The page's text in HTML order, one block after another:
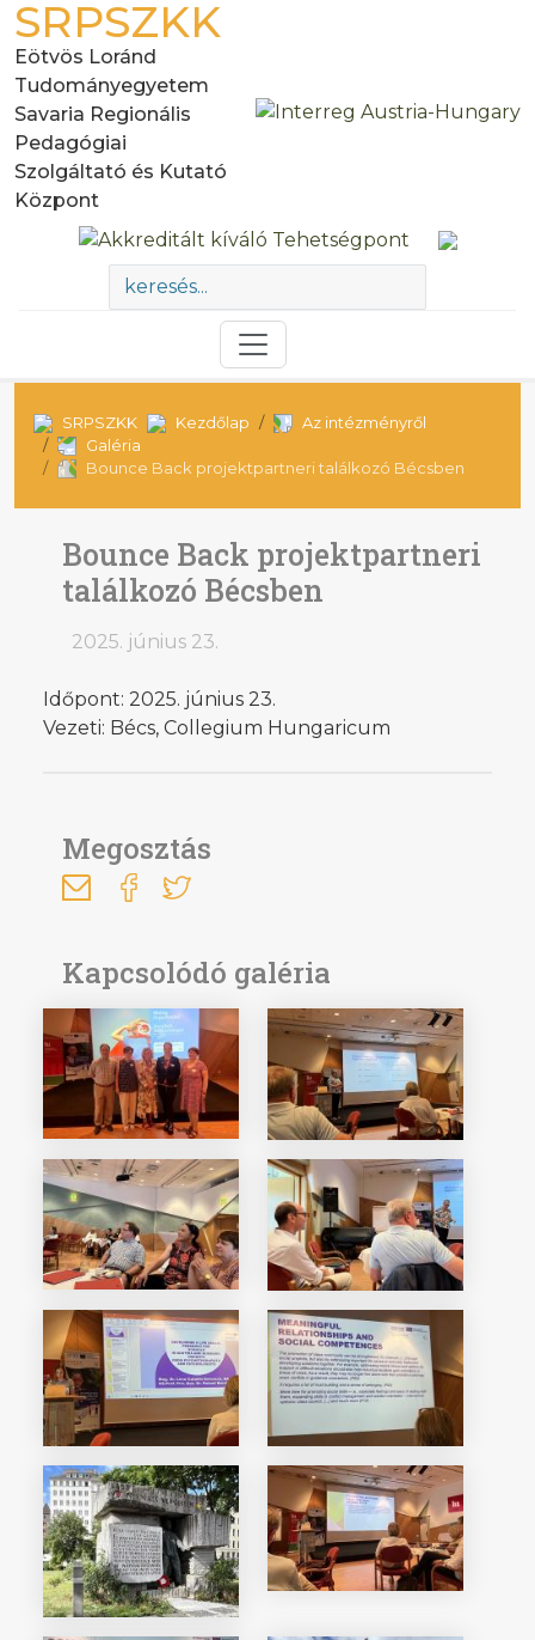
SRPSZKK
Eötvös Loránd
Tudományegyetem
Savaria Regionális
Pedagógiai
Szolgáltató és Kutató
Központ
SRPSZKK Kezdőlap
Az intézményről
Galéria
Bounce Back projektpartneri találkozó Bécsben
Bounce Back projektpartneri
találkozó Bécsben
2025. június 23.
Időpont: 2025. június 23.
Vezeti: Bécs, Collegium Hungaricum
Megosztás
Kapcsolódó galéria